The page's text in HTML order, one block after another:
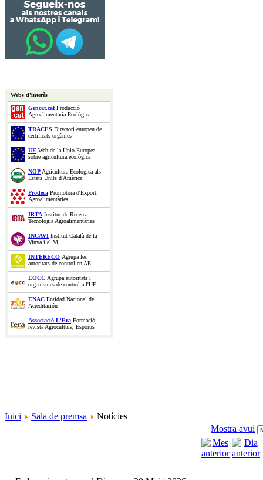
Webs d'interès
Gencat.catProducció
Agroalimentària Ecològica
TRACES Directori europeu de
certificats orgànics
UE Web de la Unió Europea
sobre agricultura ecològica
NOPAgricultura Ecològica als
Estats Units d'Amèrica
Prodeca Promotora d'Export.
Agroalimentàries
IRTA Institut de Recerca i
Tecnologia Agroalimentàries
INCAVI Institut Català de la
Vinya i el Vi
INTERECO Agrupa les
autoritats de control en AE
EOCC Agrupa autoritats i
organismes de control a l'UE
ENAC Entidad Nacional de
Acreditación
Associació L'Era Formació,
revista Agrocultura, Esporus
Inici Sala de premsa
Notícies
Mostra avui